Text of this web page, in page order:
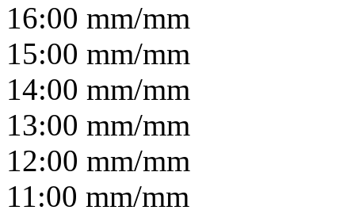
16:00 mm/mm
15:00 mm/mm
14:00 mm/mm
13:00 mm/mm
12:00 mm/mm
11:00 mm/mm